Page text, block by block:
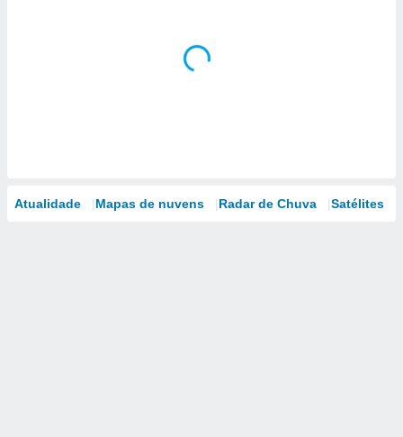
Atualidade Mapas de nuvens Radar de Chuva Satélites